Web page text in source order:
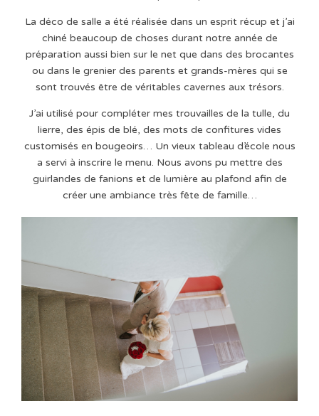
La déco de salle a été réalisée dans un esprit récup et j’ai
chiné beaucoup de choses durant notre année de
préparation aussi bien sur le net que dans des brocantes
ou dans le grenier des parents et grands-mères qui se
sont trouvés être de véritables cavernes aux trésors.
J’ai utilisé pour compléter mes trouvailles de la tulle, du
lierre, des épis de blé, des mots de confitures vides
customisés en bougeoirs… Un vieux tableau d’école nous
a servi à inscrire le menu. Nous avons pu mettre des
guirlandes de fanions et de lumière au plafond afin de
créer une ambiance très fête de famille…